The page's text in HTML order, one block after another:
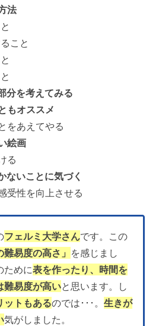
法
こと
分を考えてみる
もオススメ
あえてやる
絵画
ないことに気づく
上させる
フェルミ大学さんです。この
難易度の高さ」 を感じまし
ために表を作ったり、時間を
難易度が高いと思います。し
ットもあるのでは･･･。生きが
気がしました。